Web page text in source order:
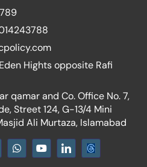
Hights opposite Rafi
qamar and Co. Office No. 7,
Street 124, G-13/4 Mini
Ali Murtaza, Islamabad
W
h
Y
o
I
c